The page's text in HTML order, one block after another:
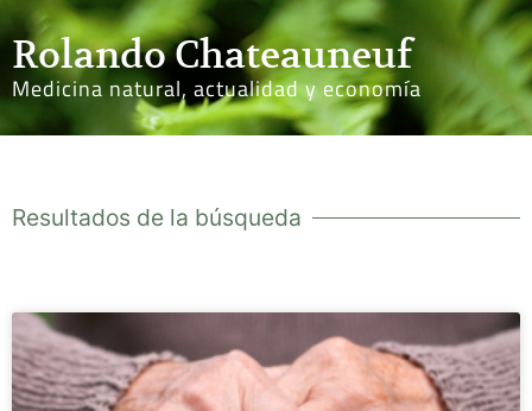
Rolando Chateauneuf
Medicina natural, actualidad y economía
Resultados de la búsqueda